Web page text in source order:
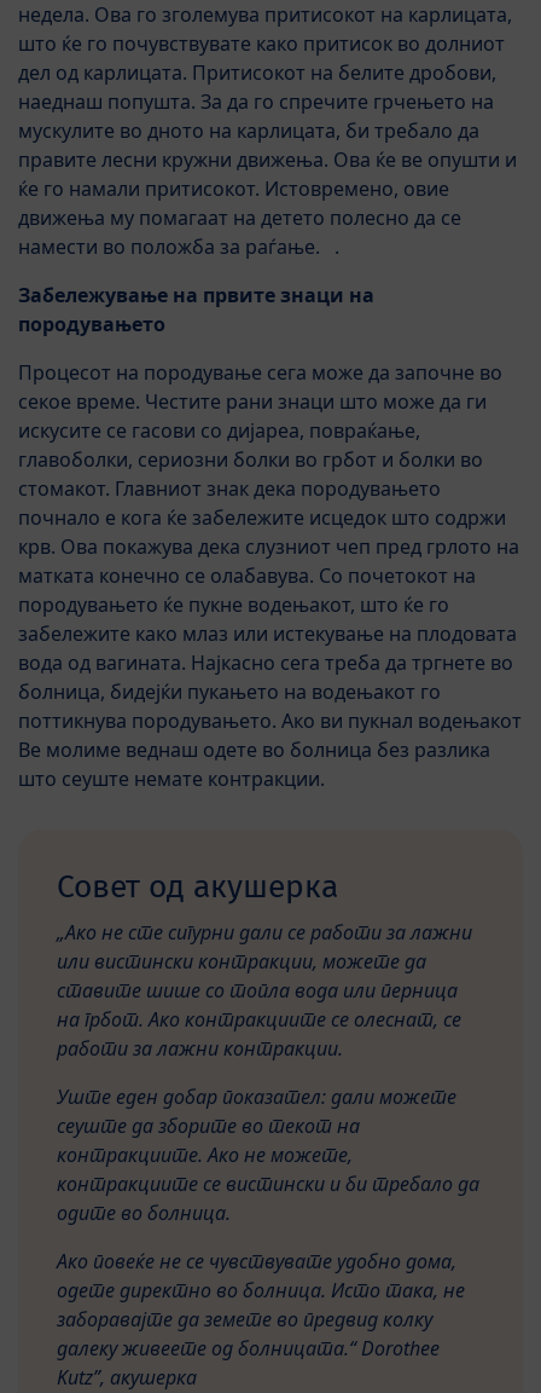
недела. Ова го зголемува притисокот на карлицата,
што ќе го почувствувате како притисок во долниот
дел од карлицата. Притисокот на белите дробови,
наеднаш попушта. За да го спречите грчењето на
мускулите во дното на карлицата, би требало да
правите лесни кружни движења. Ова ќе ве опушти и
ќе го намали притисокот. Истовремено, овие
движења му помагаат на детето полесно да се
намести во положба за раѓање. .
Забележување на првите знаци на
породувањето
Процесот на породување сега може да започне во
секое време. Честите рани знаци што може да ги
искусите се гасови со дијареа, повраќање,
главоболки, сериозни болки во грбот и болки во
стомакот. Главниот знак дека породувањето
почнало е кога ќе забележите исцедок што содржи
крв. Ова покажува дека слузниот чеп пред грлото на
матката конечно се олабавува. Со почетокот на
породувањето ќе пукне водењакот, што ќе го
забележите како млаз или истекување на плодовата
вода од вагината. Најкасно сега треба да тргнете во
болница, бидејќи пукањето на водењакот го
поттикнува породувањето. Ако ви пукнал водењакот
Ве молиме веднаш одете во болница без разлика
што сеуште немате контракции.
Совет од акушерка
„Ако не сте сигурни дали се работи за лажни
или вистински контракции, можете да
ставите шише со топла вода или перница
на грбот. Ако контракциите се олеснат, се
работи за лажни контракции.
Уште еден добар показател: дали можете
сеуште да зборите во текот на
контракциите. Ако не можете,
контракциите се вистински и би требало да
одите во болница.
Ако повеќе не се чувствувате удобно дома,
одете директно во болница. Исто така, не
заборавајте да земете во предвид колку
далеку живеете од болницата.“ Dorothee
Kutz”, акушерка